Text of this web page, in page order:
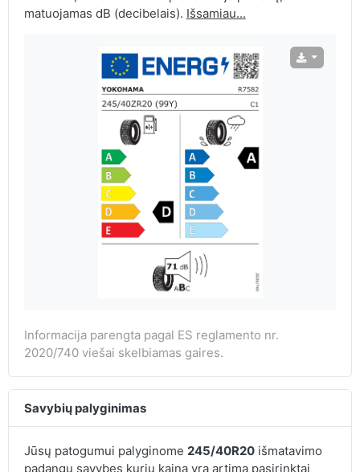
matuojamas dB (decibelais). Išsamiau...
Informacija parengta pagal ES reglamento nr.
2020/740 viešai skelbiamas gaires.
Savybių palyginimas
Jūsų patogumui palyginome 245/40R20išmatavimo
padangų savybes kurių kaina yra artima pasirinktai